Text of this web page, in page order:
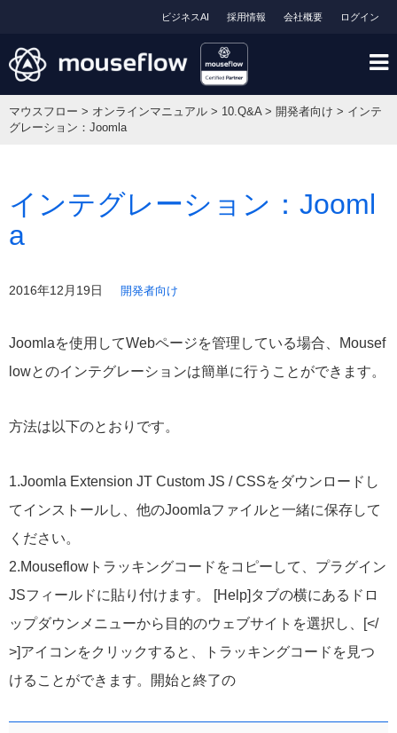
ログイン
会社概要
採用情報
ビジネスAI
マウスフロー > オンラインマニュアル > 10.Q&A> 開発者向け > インテ
グレーション：Joomla
インテグレーション：Jooml
a
2016年12月19日 開発者向け
Joomlaを使用してWebページを管理している場合、Mousef
lowとのインテグレーションは簡単に行うことができます。
方法は以下のとおりです。
1.Joomla Extension JT Custom JS / CSSをダウンロードし
てインストールし、他のJoomlaファイルと一緒に保存して
ください。
2.Mouseflowトラッキングコードをコピーして、プラグイン
JSフィールドに貼り付けます。 [Help]タブの横にあるドロ
ップダウンメニューから目的のウェブサイトを選択し、[</
>]アイコンをクリックすると、トラッキングコードを見つ
けることができます。開始と終了の